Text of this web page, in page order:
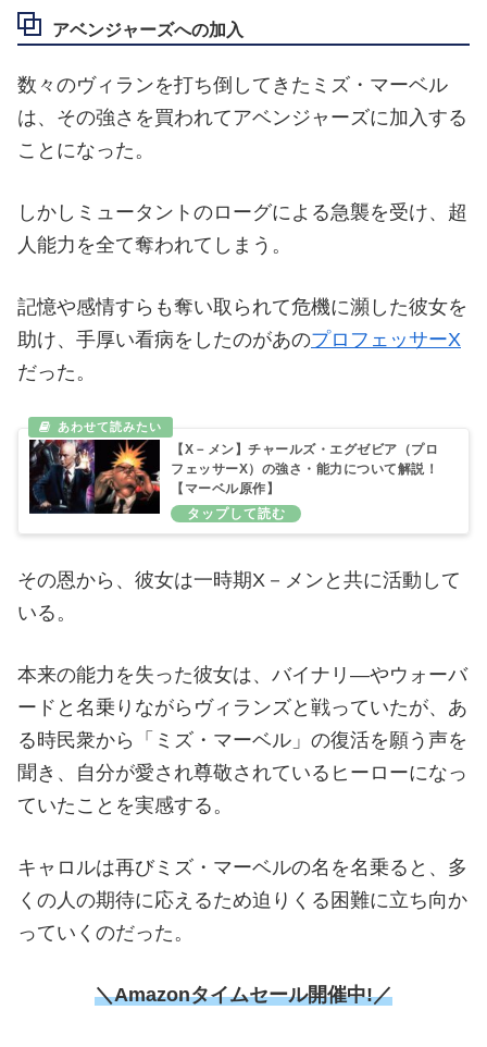
アベンジャーズへの加入
数々のヴィランを打ち倒してきたミズ・マーベル
は、その強さを買われてアベンジャーズに加入する
ことになった。
しかしミュータントのローグによる急襲を受け、超
人能力を全て奪われてしまう。
記憶や感情すらも奪い取られて危機に瀕した彼女を
助け、手厚い看病をしたのがあのプロフェッサーX
だった。
【X－メン】チャールズ・エグゼビア（プロ
フェッサーX）の強さ・能力について解説！
【マーベル原作】
その恩から、彼女は一時期X－メンと共に活動して
いる。
本来の能力を失った彼女は、バイナリ―やウォーバ
ードと名乗りながらヴィランズと戦っていたが、あ
る時民衆から「ミズ・マーベル」の復活を願う声を
聞き、自分が愛され尊敬されているヒーローになっ
ていたことを実感する。
キャロルは再びミズ・マーベルの名を名乗ると、多
くの人の期待に応えるため迫りくる困難に立ち向か
っていくのだった。
＼Amazonタイムセール開催中!／